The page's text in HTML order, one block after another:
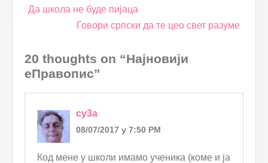
Post
navigation
Да школа не буде пијаца
Говори српски да те цео свет разуме
20 thoughts on “Најновији
еПравопис”
cy3a
08/07/2017 у 7:50 PM
Код мене у школи имамо ученика (коме и ја